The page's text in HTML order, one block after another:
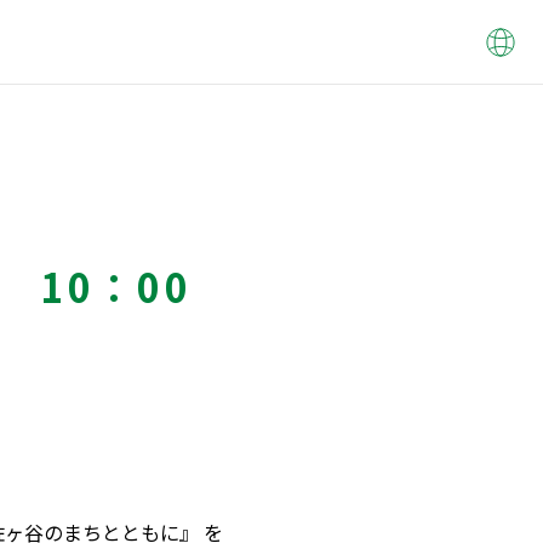
10：00
谷のまちとともに』 を